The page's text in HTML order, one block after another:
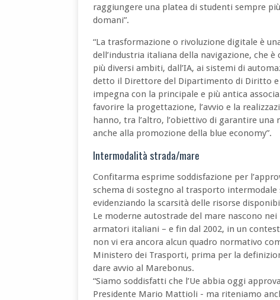
raggiungere una platea di studenti sempre
domani”.
“La trasformazione o rivoluzione digitale è
dell’industria italiana della navigazione, che
più diversi ambiti, dall’IA, ai sistemi di
detto il Direttore del Dipartimento di Diritto
impegna con la principale e più antica
favorire la progettazione, l’avvio e la
hanno, tra l’altro, l’obiettivo di garantire
anche alla promozione della blue economy”.
Intermodalità strada/mare
Confitarma esprime soddisfazione per
schema di sostegno al trasporto
evidenziando la scarsità delle risorse
Le moderne autostrade del mare nascono
armatori italiani – e fin dal 2002, in un
non vi era ancora alcun quadro normativo
Ministero dei Trasporti, prima per la
dare avvio al Marebonus.
“Siamo soddisfatti che l’Ue abbia oggi
Presidente Mario Mattioli - ma riteniamo